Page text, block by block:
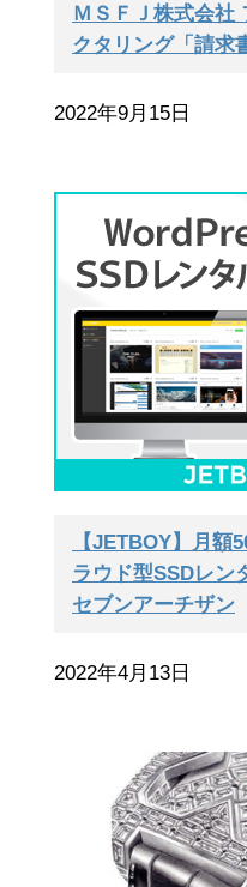
ＭＳＦＪ株式会社
クタリング「請求
2022年9月15日
【JETBOY】月額
ラウド型SSDレン
セブンアーチザン
2022年4月13日